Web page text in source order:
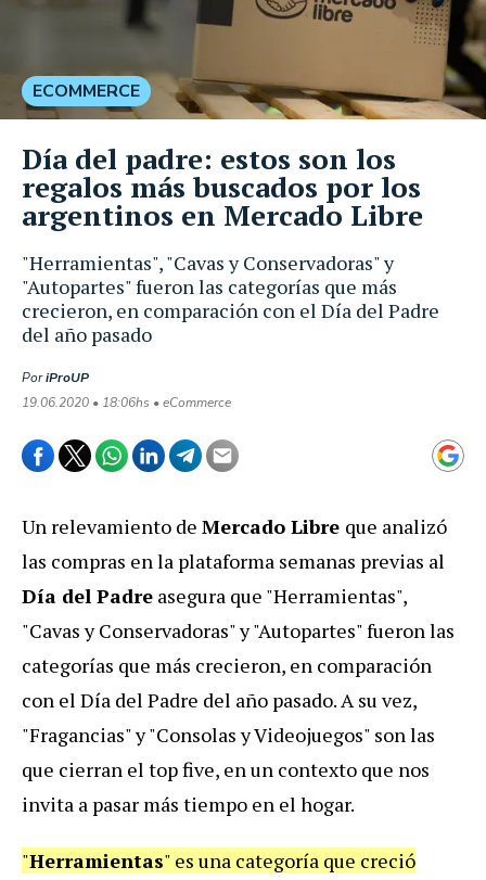
"Herramientas", "Cavas y Conservadoras" y
"Autopartes" fueron las categorías que más
crecieron, en comparación con el Día del Padre
del año pasado
PoriProUP
19.06.2020 • 18:06hs • eCommerce
ECOMMERCE
Día del padre: estos son los
regalos más buscados por los
argentinos en Mercado Libre
Un relevamiento de Mercado Libre que analizó
las compras en la plataforma semanas previas al
Día del Padre asegura que "Herramientas",
"Cavas y Conservadoras" y "Autopartes" fueron las
categorías que más crecieron, en comparación
con el Día del Padre del año pasado. A su vez,
"Fragancias" y "Consolas y Videojuegos" son las
que cierran el top five, en un contexto que nos
invita a pasar más tiempo en el hogar.
"Herramientas" es una categoría que creció